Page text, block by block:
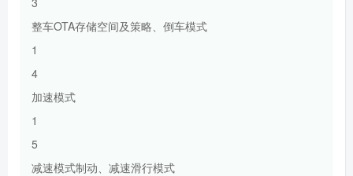
整车OTA存储空间及策略、倒车模式
1
4
加速模式
1
5
减速模式制动、减速滑行模式